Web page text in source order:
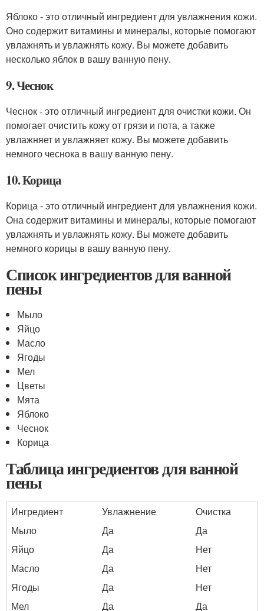
Яблоко - это отличный ингредиент для увлажнения кожи.
Оно содержит витамины и минералы, которые помогают
увлажнять и увлажнять кожу. Вы можете добавить
несколько яблок в вашу ванную пену.
9. Чеснок
Чеснок - это отличный ингредиент для очистки кожи. Он
помогает очистить кожу от грязи и пота, а также
увлажняет и увлажняет кожу. Вы можете добавить
немного чеснока в вашу ванную пену.
10. Корица
Корица - это отличный ингредиент для увлажнения кожи.
Она содержит витамины и минералы, которые помогают
увлажнять и увлажнять кожу. Вы можете добавить
немного корицы в вашу ванную пену.
Список ингредиентов для ванной
пены
Мыло
Яйцо
Масло
Ягоды
Мел
Цветы
Мята
Яблоко
Чеснок
Корица
Таблица ингредиентов для ванной
пены
Ингредиент Увлажнение
Очистка
Мыло
Да
Да
Яйцо
Да
Нет
Масло
Да
Нет
Ягоды
Да
Нет
Мел
Да Да